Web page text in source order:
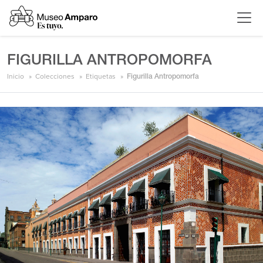
FIGURILLA ANTROPOMORFA
Inicio Colecciones Etiquetas Figurilla Antropomorfa